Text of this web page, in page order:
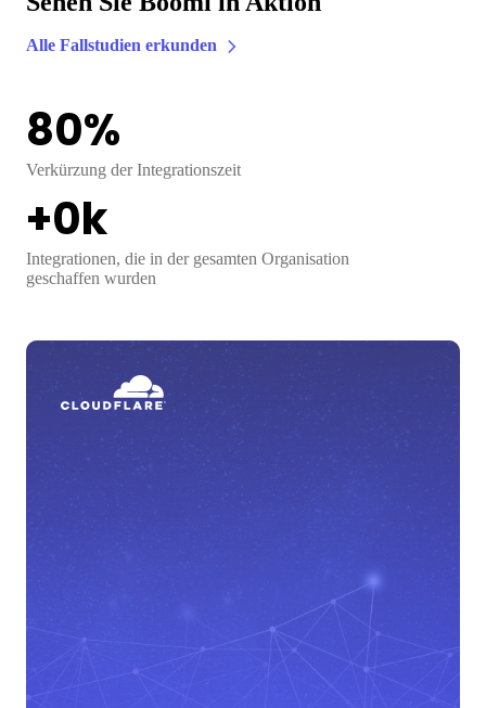
Alle Fallstudien erkunden
80%
Verkürzung der Integrationszeit
+0k
Integrationen, die in der gesamten Organisation
geschaffen wurden